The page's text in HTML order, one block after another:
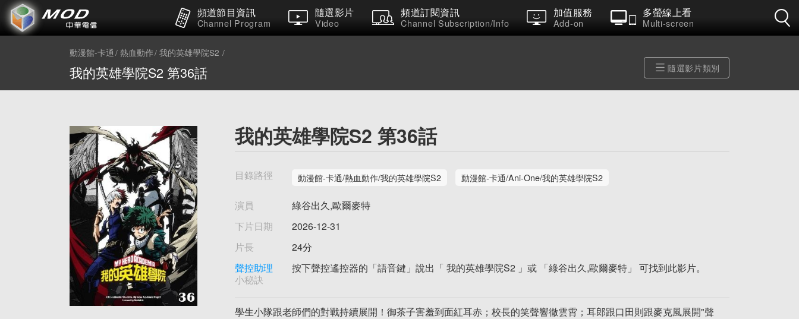
頻道節目資訊
Channel Program
隨選影片
Video
頻道訂閱資訊
Channel Subscription/Info
加值服務
Add-on
多螢線上看
Multi-screen
動漫館-卡通 熱血動作 我的英雄學院S2
我的英雄學院S2 第36話 隨選影片類別
我的英雄學院S2 第36話
目錄路徑 動漫館-卡通/熱血動作/我的英雄學院S2 動漫館-卡通/Ani-One/我的英雄學院S2
演員
綠谷出久,歐爾麥特
下片日期
2026-12-31
片長
24分
聲控助理
小秘訣
按下聲控遙控器的「語音鍵」說出「 我的英雄學院S2 」或 「綠谷出久,歐爾麥特」 可找到此影片。
學生小隊跟老師們的對戰持續展開！御茶子害羞到面紅耳赤；校長的笑聲響徹雲霄；耳郎跟口田則跟麥克風展開"聲